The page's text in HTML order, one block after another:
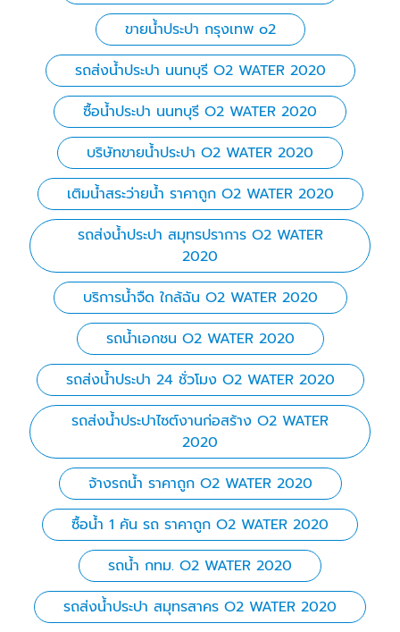
ขายน้ําประปา กรุงเทพ o2
รถส่งน้ำประปา นนทบุรี O2 WATER 2020
ซื้อน้ำประปา นนทบุรี O2 WATER 2020
บริษัทขายน้ำประปา O2 WATER 2020
เติมน้ำสระว่ายน้ำ ราคาถูก O2 WATER 2020
รถส่งน้ำประปา สมุทรปราการ O2 WATER
2020
บริการน้ำจืด ใกล้ฉัน O2 WATER 2020
รถน้ำเอกชน O2 WATER 2020
รถส่งน้ำประปา 24 ชั่วโมง O2 WATER 2020
รถส่งน้ำประปาไซต์งานก่อสร้าง O2 WATER
2020
จ้างรถน้ำ ราคาถูก O2 WATER 2020
ซื้อน้ำ 1 คัน รถ ราคาถูก O2 WATER 2020
รถน้ำ กทม. O2 WATER 2020
รถส่งน้ําประปา สมุทรสาคร O2 WATER 2020